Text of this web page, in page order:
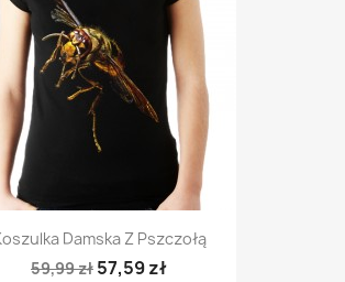
Damska Z Pszczołą
59,99 zł 57,59 zł